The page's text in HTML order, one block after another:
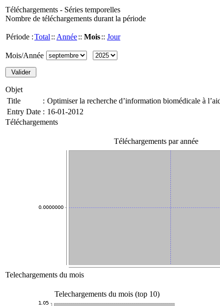
Téléchargements - Séries temporelles
Nombre de téléchargements durant la période
Période :Total :: Année:: Mois:: Jour
Mois/Année
Objet
Title
: Optimiser la recherche d’information biomédicale à
Entry Date : 16-01-2012
Téléchargements
Téléchargements par année
Telechargements du mois
Telechargements du mois (top 10)